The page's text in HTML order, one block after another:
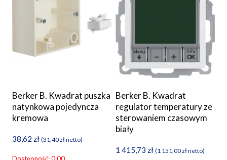
Berker B. Kwadrat puszka
natynkowa pojedyncza
kremowa
38,62 zł (31,40złnetto)
Berker B. Kwadrat
regulator temperatury ze
sterowaniem czasowym
biały
1 415,73 zł (1 151,00złnetto)